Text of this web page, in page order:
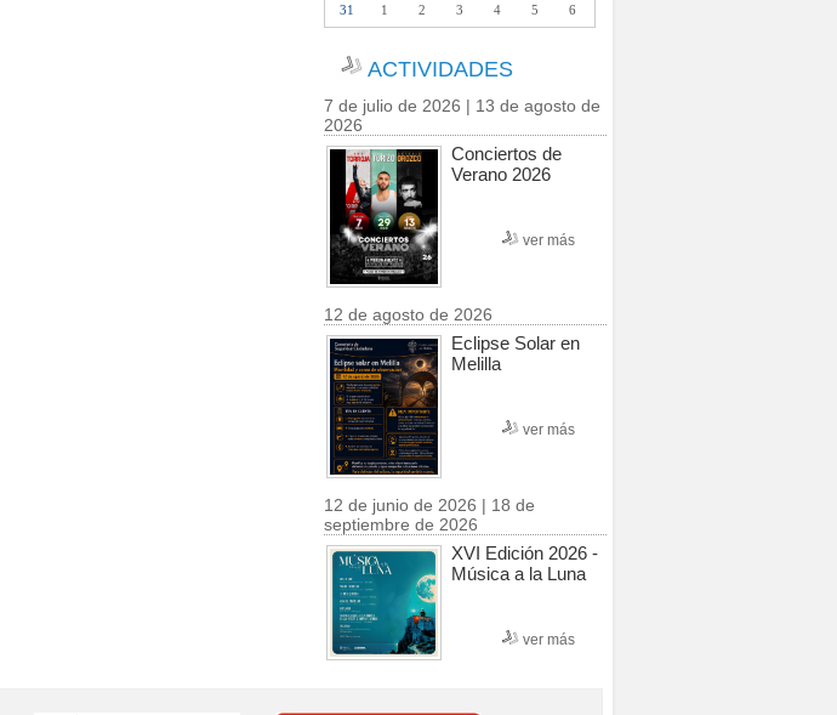
31
1 2 3 4 5 6
ACTIVIDADES
7 de julio de 2026 | 13 de agosto de
2026
Conciertos de
Verano 2026
ver más
12 de agosto de 2026
Eclipse Solar en
Melilla
ver más
12 de junio de 2026 | 18 de
septiembre de 2026
XVI Edición 2026 -
Música a la Luna
ver más